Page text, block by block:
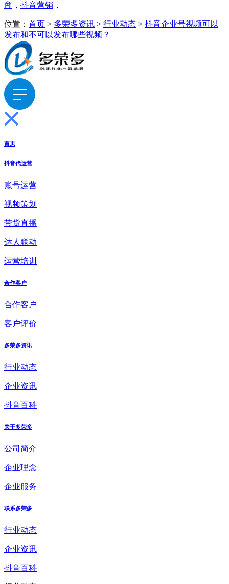
商 ， 抖音营销 ，
位置： 首页 > 多荣多资讯 > 行业动态 > 抖音企业号视频可以
发布和不可以发布哪些视频？
首页
抖音代运营
账号运营
视频策划
带货直播
达人联动
运营培训
合作客户
合作客户
客户评价
多荣多资讯
行业动态
企业资讯
抖音百科
关于多荣多
公司简介
企业理念
企业服务
联系多荣多
行业动态
企业资讯
抖音百科